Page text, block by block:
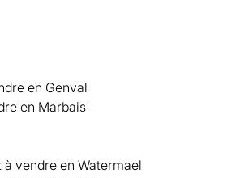
en Genval
en Marbais
vendre en Watermael